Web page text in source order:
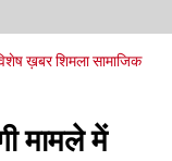
ख़बरशिमलासामाजिक
मामले में